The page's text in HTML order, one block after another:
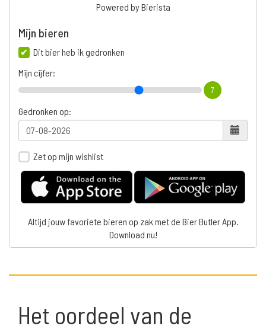
Powered by Bierista
Mijn bieren
Dit bier heb ik gedronken
Mijn cijfer:
7
Gedronken op:
Zet op mijn wishlist
Altijd jouw favoriete bieren op zak met de Bier Butler App.
Download nu!
Het oordeel van de